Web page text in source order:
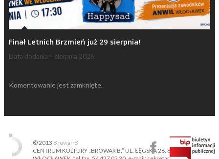
Finał Letnich Brzmień już 29 sierpnia!
Data dodania 4 sierpnia 2026
Komentowanie jest zamknięte.
© 2013 Browar·B
CENTRUM KULTURY „BROWAR B.” UL. ŁĘGSKA 28, 87-800